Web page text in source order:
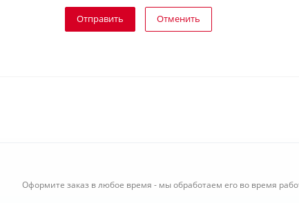
Отправить Отменить
Оформите заказ в любое время - мы обработаем его во время